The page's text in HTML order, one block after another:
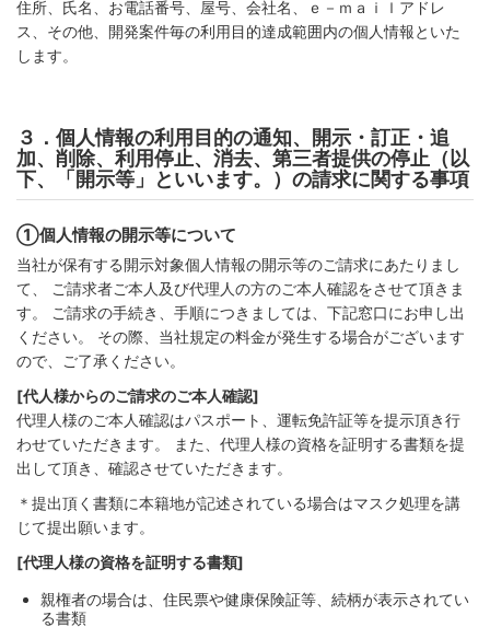
住所、氏名、お電話番号、屋号、会社名、ｅ－ｍａｉｌアドレ
ス、その他、開発案件毎の利用目的達成範囲内の個人情報といた
します。
３．個人情報の利用目的の通知、開示・訂正・追
加、削除、利用停止、消去、第三者提供の停止（以
下、「開示等」といいます。）の請求に関する事項
①個人情報の開示等について
当社が保有する開示対象個人情報の開示等のご請求にあたりまし
て、 ご請求者ご本人及び代理人の方のご本人確認をさせて頂きま
す。 ご請求の手続き、手順につきましては、下記窓口にお申し出
ください。 その際、当社規定の料金が発生する場合がございます
ので、ご了承ください。
[代人様からのご請求のご本人確認]
代理人様のご本人確認はパスポート、運転免許証等を提示頂き行
わせていただきます。 また、代理人様の資格を証明する書類を提
出して頂き、確認させていただきます。
＊提出頂く書類に本籍地が記述されている場合はマスク処理を講
じて提出願います。
[代理人様の資格を証明する書類]
親権者の場合は、住民票や健康保険証等、続柄が表示されてい
る書類